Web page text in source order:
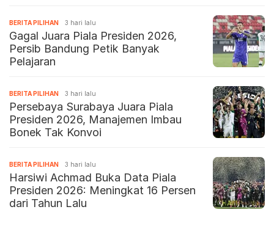
BERITA PILIHAN 3 hari lalu
Gagal Juara Piala Presiden 2026,
Persib Bandung Petik Banyak
Pelajaran
BERITA PILIHAN 3 hari lalu
Persebaya Surabaya Juara Piala
Presiden 2026, Manajemen Imbau
Bonek Tak Konvoi
BERITA PILIHAN 3 hari lalu
Harsiwi Achmad Buka Data Piala
Presiden 2026: Meningkat 16 Persen
dari Tahun Lalu